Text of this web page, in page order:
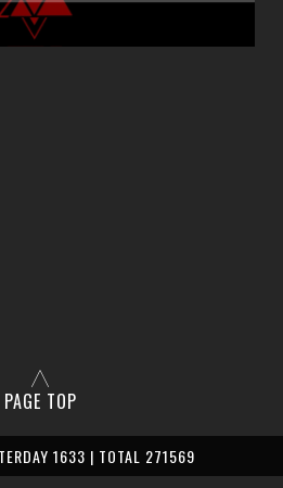
PAGE TOP
1633 | TOTAL 271569